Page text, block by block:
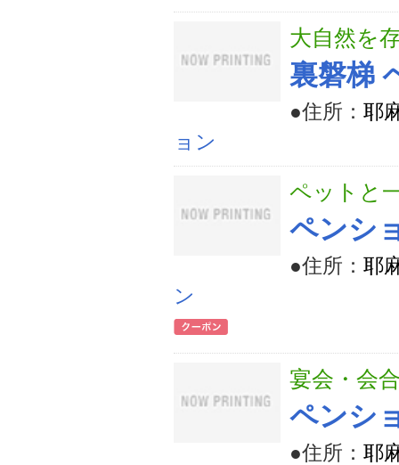
大自然を
裏磐梯
●住所： 耶
ョン
ペットと
ペンシ
●住所： 耶
ン
宴会・会
ペンシ
●住所： 耶